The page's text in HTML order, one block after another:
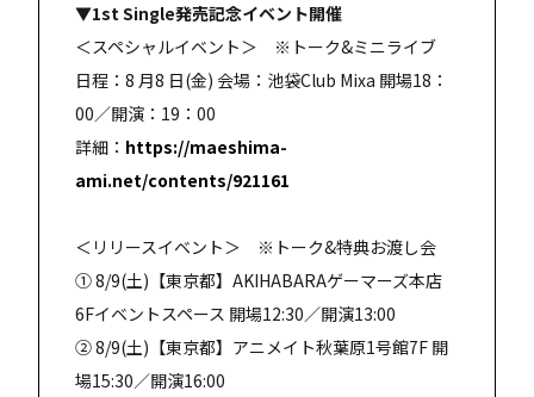
▼1st Single発売記念イベント開催
＜スペシャルイベント＞ ※トーク&ミニライブ
日程：8 月8 日(金) 会場：池袋Club Mixa 開場18：
00／開演：19：00
詳細： https://maeshima-
ami.net/contents/921161
＜リリースイベント＞ ※トーク&特典お渡し会
① 8/9(土)【東京都】AKIHABARAゲーマーズ本店
6Fイベントスペース 開場12:30／開演13:00
② 8/9(土)【東京都】アニメイト秋葉原1号館7F 開
場15:30／開演16:00